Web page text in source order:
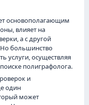
основополагающим
влияет на
а с другой
большинство
услуги, осуществляя
полиграфолога.
и
один
может